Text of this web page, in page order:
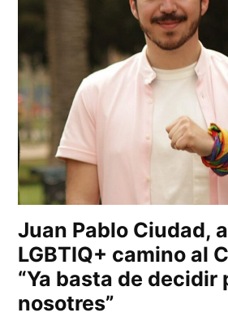
Juan Pablo Ciudad,
LGBTIQ+ camino al
“Ya basta de decidir
nosotres”